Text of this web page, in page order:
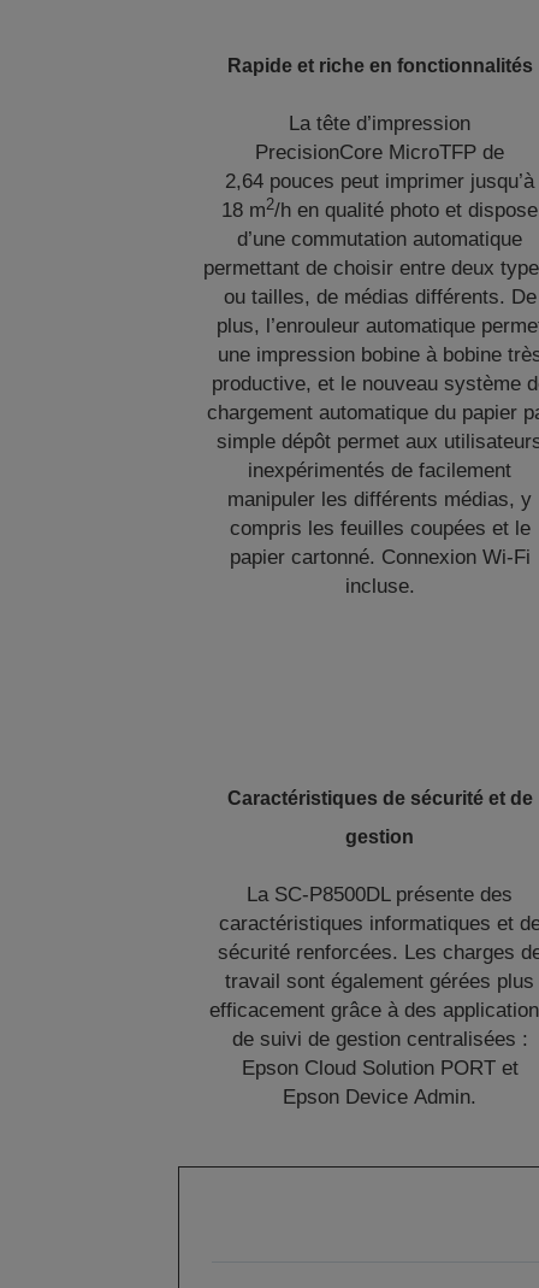
Rapide et riche en fonctionnalités
La tête d’impression
PrecisionCore MicroTFP de
2,64 pouces peut imprimer jusqu’à
18 m2/h en qualité photo et dispose
d’une commutation automatique
permettant de choisir entre deux
ou tailles, de médias différents. De
plus, l’enrouleur automatique
une impression bobine à bobine
productive, et le nouveau système
chargement automatique du papier
simple dépôt permet aux
inexpérimentés de facilement
manipuler les différents médias, y
compris les feuilles coupées et le
papier cartonné. Connexion Wi-Fi
incluse.
Caractéristiques de sécurité et de
gestion
La SC-P8500DL présente des
caractéristiques informatiques et
sécurité renforcées. Les charges
travail sont également gérées plus
efficacement grâce à des
de suivi de gestion centralisées :
Epson Cloud Solution PORT et
Epson Device Admin.